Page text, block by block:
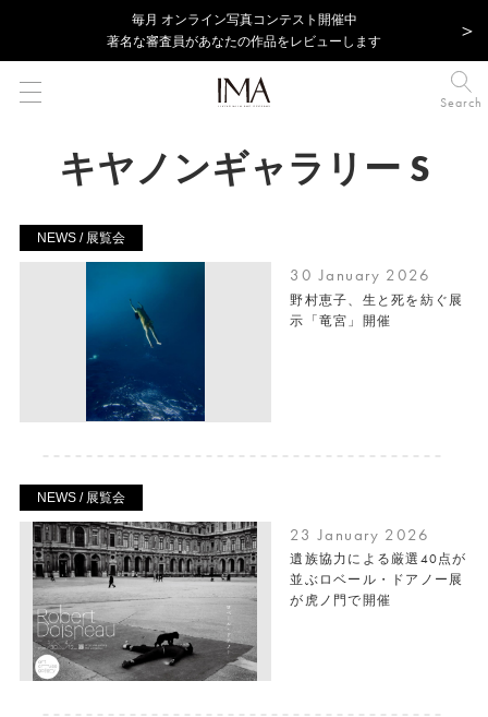
毎⽉ オンライン写真コンテスト開催中
著名な審査員があなたの作品をレビューします
Search
キヤノンギャラリー S
NEWS / 展覧会
30 January 2026
野村恵子、生と死を紡ぐ展
示「竜宮」開催
NEWS / 展覧会
23 January 2026
遺族協力による厳選40点が
並ぶロベール・ドアノー展
が虎ノ門で開催